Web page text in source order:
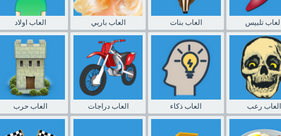
العاب اولاد العاب باربي العاب بنات العاب تلبيس
العاب حرب العاب دراجات العاب ذكاء العاب رعب